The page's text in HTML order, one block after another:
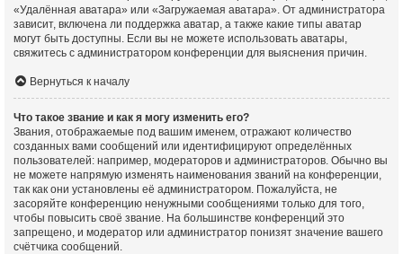
«Удалённая аватара» или «Загружаемая аватара». От администратора
зависит, включена ли поддержка аватар, а также какие типы аватар
могут быть доступны. Если вы не можете использовать аватары,
свяжитесь с администратором конференции для выяснения причин.
Вернуться к началу
Что такое звание и как я могу изменить его?
Звания, отображаемые под вашим именем, отражают количество
созданных вами сообщений или идентифицируют определённых
пользователей: например, модераторов и администраторов. Обычно вы
не можете напрямую изменять наименования званий на конференции,
так как они установлены её администратором. Пожалуйста, не
засоряйте конференцию ненужными сообщениями только для того,
чтобы повысить своё звание. На большинстве конференций это
запрещено, и модератор или администратор понизят значение вашего
счётчика сообщений.